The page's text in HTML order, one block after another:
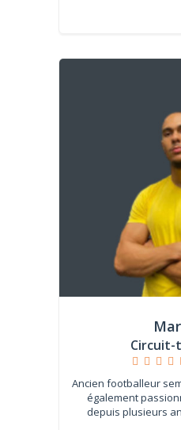
Circuit-
Ancien footballeur
également
depuis plusieurs